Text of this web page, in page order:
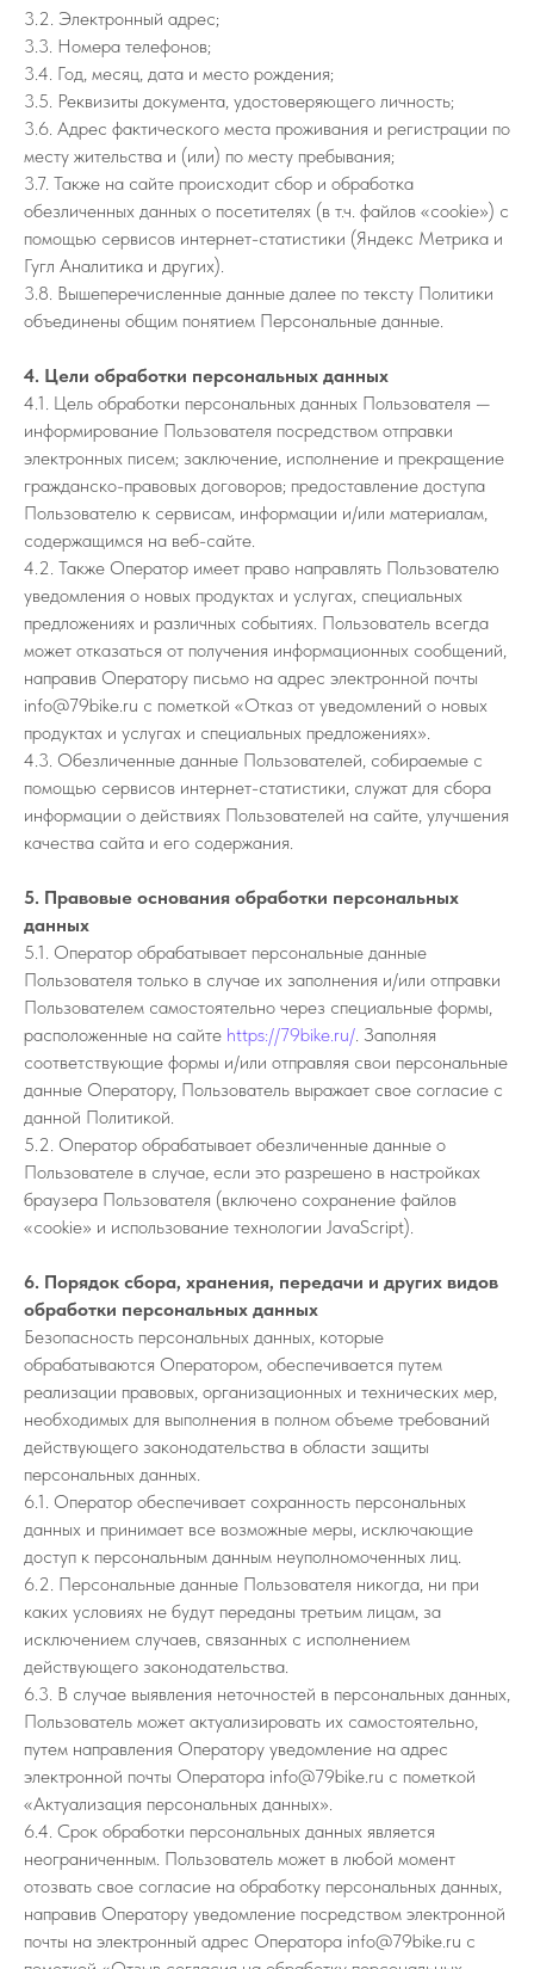
3.2. Электронный адрес;
3.3. Номера телефонов;
3.4. Год, месяц, дата и место рождения;
3.5. Реквизиты документа, удостоверяющего личность;
3.6. Адрес фактического места проживания и регистрации по
месту жительства и (или) по месту пребывания;
3.7. Также на сайте происходит сбор и обработка
обезличенных данных о посетителях (в т.ч. файлов «cookie») с
помощью сервисов интернет-статистики (Яндекс Метрика и
Гугл Аналитика и других).
3.8. Вышеперечисленные данные далее по тексту Политики
объединены общим понятием Персональные данные.
4. Цели обработки персональных данных
4.1. Цель обработки персональных данных Пользователя —
информирование Пользователя посредством отправки
электронных писем; заключение, исполнение и прекращение
гражданско-правовых договоров; предоставление доступа
Пользователю к сервисам, информации и/или материалам,
содержащимся на веб-сайте.
4.2. Также Оператор имеет право направлять Пользователю
уведомления о новых продуктах и услугах, специальных
предложениях и различных событиях. Пользователь всегда
может отказаться от получения информационных сообщений,
направив Оператору письмо на адрес электронной почты
info@79bike.ru с пометкой «Отказ от уведомлений о новых
продуктах и услугах и специальных предложениях».
4.3. Обезличенные данные Пользователей, собираемые с
помощью сервисов интернет-статистики, служат для сбора
информации о действиях Пользователей на сайте, улучшения
качества сайта и его содержания.
5. Правовые основания обработки персональных
данных
5.1. Оператор обрабатывает персональные данные
Пользователя только в случае их заполнения и/или отправки
Пользователем самостоятельно через специальные формы,
расположенные на сайте https://79bike.ru/. Заполняя
соответствующие формы и/или отправляя свои персональные
данные Оператору, Пользователь выражает свое согласие с
данной Политикой.
5.2. Оператор обрабатывает обезличенные данные о
Пользователе в случае, если это разрешено в настройках
браузера Пользователя (включено сохранение файлов
«cookie» и использование технологии JavaScript).
6. Порядок сбора, хранения, передачи и других видов
обработки персональных данных
Безопасность персональных данных, которые
обрабатываются Оператором, обеспечивается путем
реализации правовых, организационных и технических мер,
необходимых для выполнения в полном объеме требований
действующего законодательства в области защиты
персональных данных.
6.1. Оператор обеспечивает сохранность персональных
данных и принимает все возможные меры, исключающие
доступ к персональным данным неуполномоченных лиц.
6.2. Персональные данные Пользователя никогда, ни при
каких условиях не будут переданы третьим лицам, за
исключением случаев, связанных с исполнением
действующего законодательства.
6.3. В случае выявления неточностей в персональных данных,
Пользователь может актуализировать их самостоятельно,
путем направления Оператору уведомление на адрес
электронной почты Оператора info@79bike.ru с пометкой
«Актуализация персональных данных».
6.4. Срок обработки персональных данных является
неограниченным. Пользователь может в любой момент
отозвать свое согласие на обработку персональных данных,
направив Оператору уведомление посредством электронной
почты на электронный адрес Оператора info@79bike.ru с